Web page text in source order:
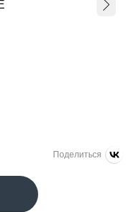
Поделиться